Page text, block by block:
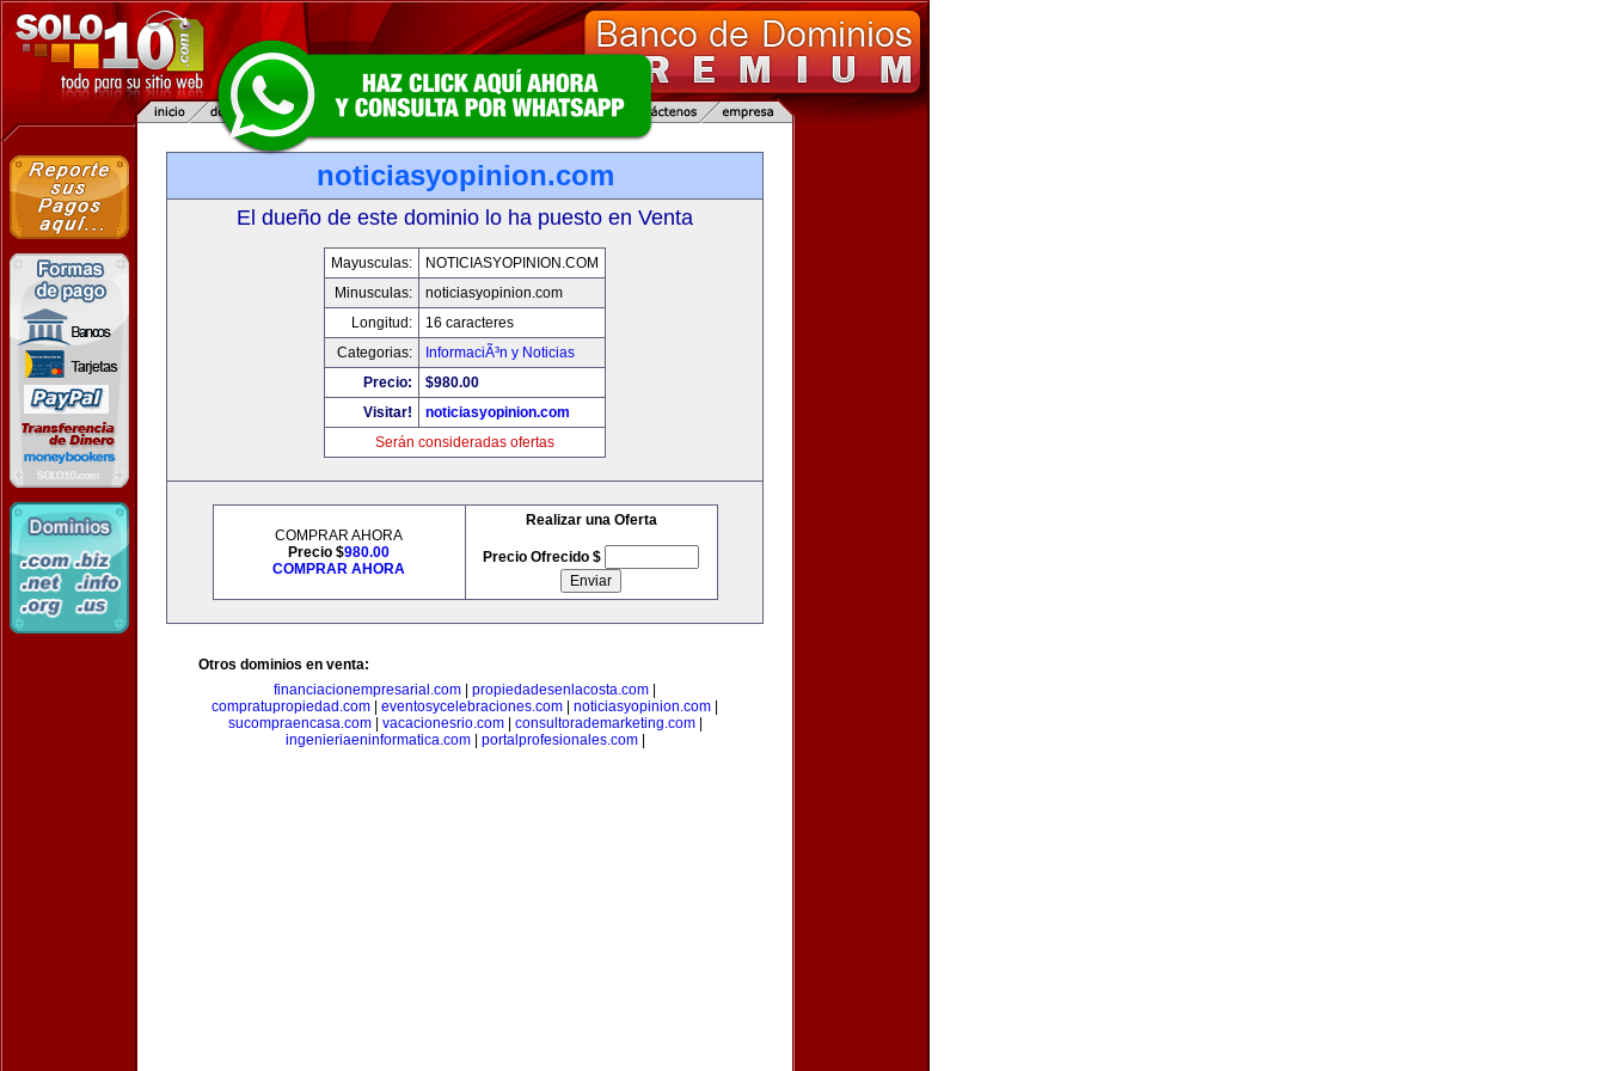
noticiasyopinion.com
El dueño de este dominio lo ha puesto en Venta
Mayusculas:
NOTICIASYOPINION.COM
Minusculas:
noticiasyopinion.com
Longitud:
16 caracteres
Categorias:
InformaciÃ³n y Noticias
Precio:
$980.00
Visitar!
noticiasyopinion.com
Serán consideradas ofertas
COMPRAR AHORA
Precio $980.00
COMPRAR AHORA
Realizar una Oferta
Precio Ofrecido $
Otros dominios en venta:
financiacionempresarial.com
propiedadesenlacosta.com
compratupropiedad.com
eventosycelebraciones.com noticiasyopinion.com
sucompraencasa.com| vacacionesrio.com| consultorademarketing.com|
ingenieriaeninformatica.com| portalprofesionales.com|